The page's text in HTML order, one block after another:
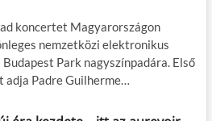
koncertet Magyarországon
nemzetközi elektronikus
Park nagyszínpadára. Első
adja Padre Guilherme…